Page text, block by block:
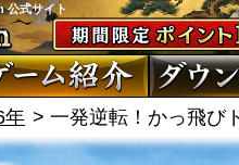
公式サイト
年 一発逆転！かっ飛び